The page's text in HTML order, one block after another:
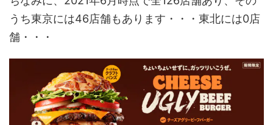
うち東京には46店舗もあります・・・東北には0店
舗・・・